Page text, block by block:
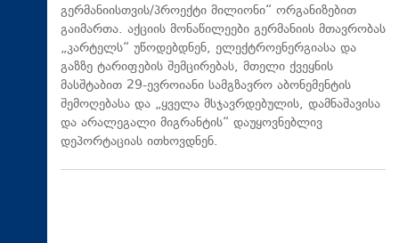
გერმანიისთვის/პროექტი მილიონი“ ორგანიზებით
გაიმართა. აქციის მონაწილეები გერმანიის მთავრობას
„კარტელს“ უწოდებდნენ, ელექტროენერგიასა და
გაზზე ტარიფების შემცირებას, მთელი ქვეყნის
მასშტაბით 29-ევროიანი სამგზავრო აბონემენტის
შემოღებასა და „ყველა მსჯავრდებულის, დამნაშავისა
და არალეგალი მიგრანტის“ დაუყოვნებლივ
დეპორტაციას ითხოვდნენ.